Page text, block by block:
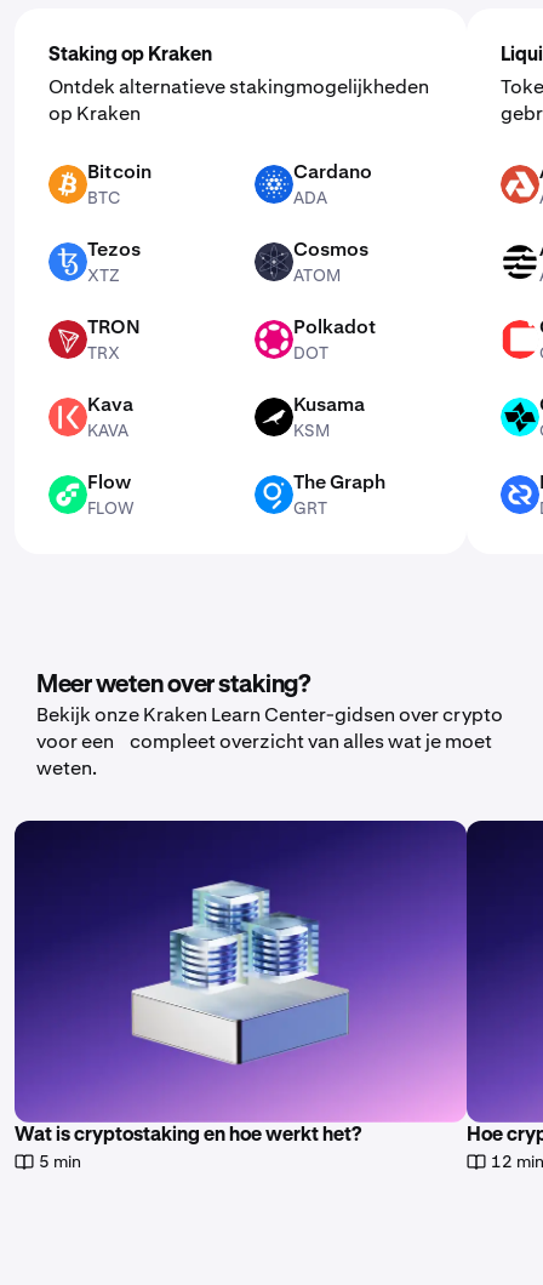
Staking op Kraken
Ontdek alternatieve stakingmogelijkheden
op Kraken
BTC Bitcoin
BTC
ADA Cardano
ADA
XTZ Tezos
XTZ
ATOM Cosmos
ATOM
TRX TRON
TRX
Polkadot
DOT
KAVA Kava
KAVA
KSM Kusama
KSM
FLOW Flow
FLOW
GRT The Graph
GRT
AKT
APT
CTSI
DCR
Meer weten over staking?
Bekijk onze Kraken Learn Center-gidsen over crypto
voor een compleet overzicht van alles wat je moet
weten.
Wat is cryptostaking en hoe werkt het?
5 min
Hoe
12